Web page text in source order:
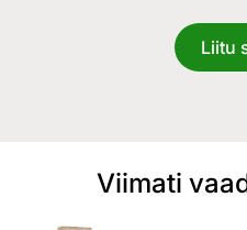
Liitu
Viimati